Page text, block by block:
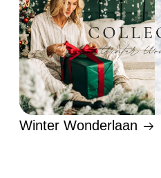
Winter Wonderlaan